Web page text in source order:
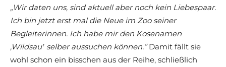
„Wir daten uns, sind aktuell aber noch kein Liebespaar.
Ich bin jetzt erst mal die Neue im Zoo seiner
Begleiterinnen. Ich habe mir den Kosenamen
‚Wildsau‛ selber aussuchen können.”Damit fällt sie
wohl schon ein bisschen aus der Reihe, schließlich